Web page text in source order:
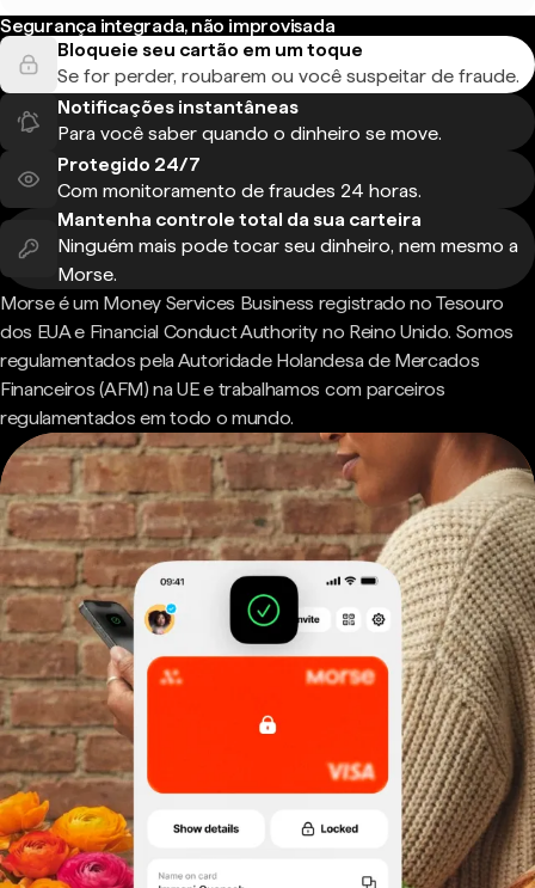
Segurança integrada, não improvisada
Bloqueie seu cartão em um toque
Se for perder, roubarem ou você suspeitar de fraude.
Notificações instantâneas
Para você saber quando o dinheiro se move.
Protegido 24/7
Com monitoramento de fraudes 24 horas.
Mantenha controle total da sua carteira
Ninguém mais pode tocar seu dinheiro, nem mesmo a
Morse.
Morse é um Money Services Business registrado no Tesouro
dos EUA e Financial Conduct Authority no Reino Unido. Somos
regulamentados pela Autoridade Holandesa de Mercados
Financeiros (AFM) na UE e trabalhamos com parceiros
regulamentados em todo o mundo.